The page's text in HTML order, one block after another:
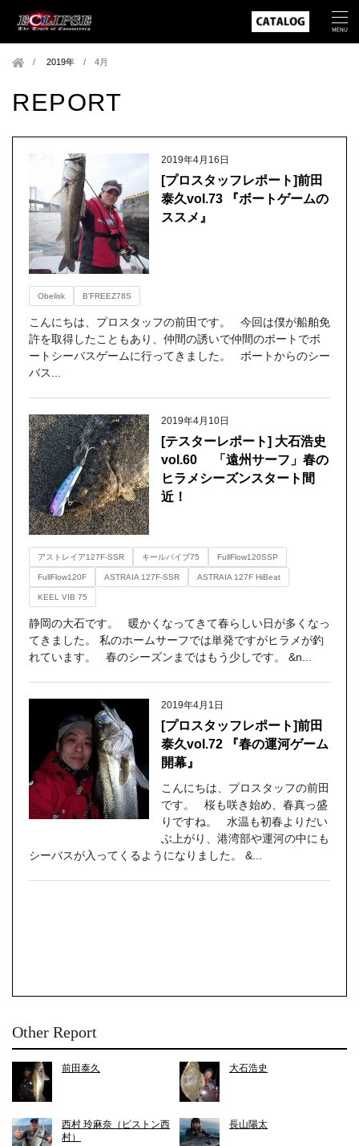
2019年 /4月
REPORT
2019年4月16日
[プロスタッフレポート]前田
泰久vol.73 『ボートゲームの
ススメ』
Obelisk B'FREEZ78S
こんにちは、プロスタッフの前田です。 今回は僕が船舶免
許を取得したこともあり、仲間の誘いで仲間のボートでボ
ートシーバスゲームに行ってきました。 ボートからのシー
バス...
2019年4月10日
[テスターレポート] 大石浩史
vol.60 「遠州サーフ」春の
ヒラメシーズンスタート間
近！
アストレイア127F-SSR キールバイブ75 FullFlow120SSP
FullFlow120F ASTRAIA 127F-SSR ASTRAIA 127F HiBeat
KEEL VIB 75
静岡の大石です。 暖かくなってきて春らしい日が多くなっ
てきました。 私のホームサーフでは単発ですがヒラメが釣
れています。 春のシーズンまではもう少しです。 &n...
2019年4月1日
[プロスタッフレポート]前田
泰久vol.72 『春の運河ゲーム
開幕』
こんにちは、プロスタッフの前田
です。 桜も咲き始め、春真っ盛
りですね。 水温も初春よりだい
ぶ上がり、港湾部や運河の中にも
シーバスが入ってくるようになりました。 &...
Other Report
前田泰久 大石浩史
西村 玲麻奈（ピストン西
村）
長山陽太